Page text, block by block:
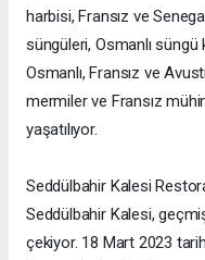
harbisi, Fransız ve
süngüleri, Osmanlı süngü
Osmanlı, Fransız ve
mermiler ve Fransız
yaşatılıyor.
Seddülbahir Kalesi
Seddülbahir Kalesi,
çekiyor. 18 Mart 2023